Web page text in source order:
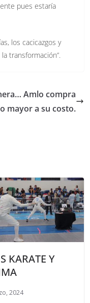
pues estaría
los cacicazgos y
transformación”.
Amlo compra
mayor a su costo.
KARATE Y
2024